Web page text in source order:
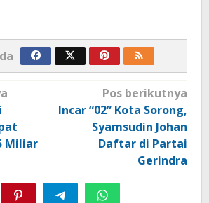
Miliar
Pos berikutnya
Incar “02” Kota Sorong,
Syamsudin Johan
Daftar di Partai
Gerindra